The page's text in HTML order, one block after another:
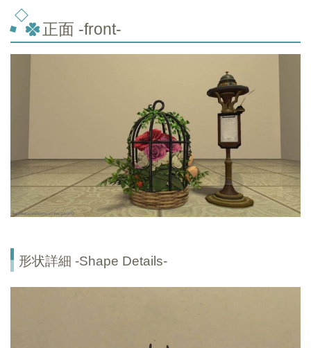
正面 -front-
形状詳細 -Shape Details-